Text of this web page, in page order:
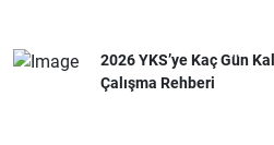
2026 YKS’ye Kaç Gün
Çalışma Rehberi